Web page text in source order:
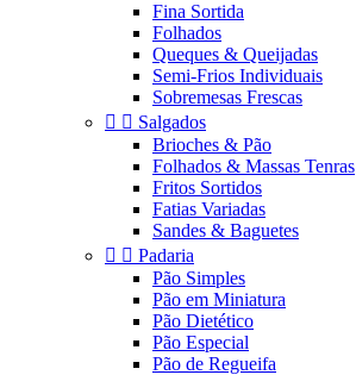
Fina Sortida
Folhados
Queques & Queijadas
Semi-Frios Individuais
Sobremesas Frescas
  Salgados
Brioches & Pão
Folhados & Massas Tenras
Fritos Sortidos
Fatias Variadas
Sandes & Baguetes
  Padaria
Pão Simples
Pão em Miniatura
Pão Dietético
Pão Especial
Pão de Regueifa